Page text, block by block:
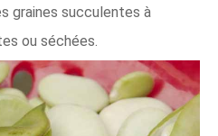
graines succulentes à
ou séchées.